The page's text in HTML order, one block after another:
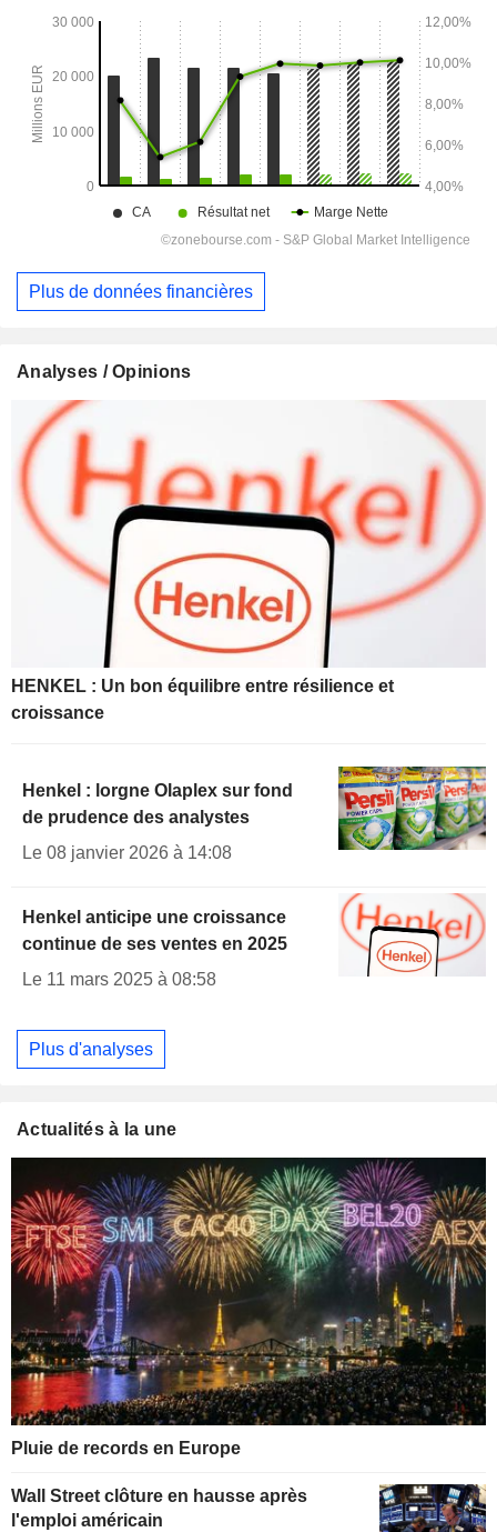
Plus de données financières
Analyses / Opinions
HENKEL : Un bon équilibre entre résilience et
croissance
Henkel : lorgne Olaplex sur fond
de prudence des analystes
Le 08 janvier 2026 à 14:08
Henkel anticipe une croissance
continue de ses ventes en 2025
Le 11 mars 2025 à 08:58
Plus d'analyses
Actualités à la une
Pluie de records en Europe
Wall Street clôture en hausse après
l'emploi américain